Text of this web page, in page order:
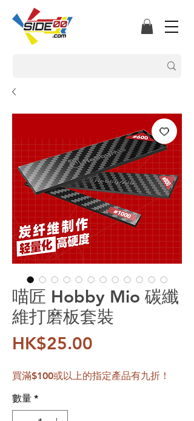
喵匠 Hobby Mio 碳纖
維打磨板套裝
HK$25.00
買滿$100或以上的指定產品有九折！
數量 *